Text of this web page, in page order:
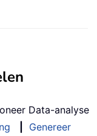
Data-analyse
Genereer